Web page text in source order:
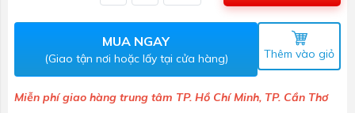
MUA NGAY
(Giao tận nơi hoặc lấy tại cửa hàng) Thêm vào giỏ
Miễn phí giao hàng trung tâm TP. Hồ Chí Minh, TP. Cần Thơ